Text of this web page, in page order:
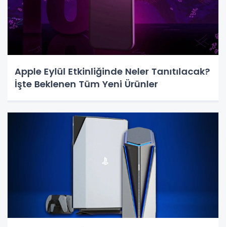
Apple Eylül Etkinliğinde Neler Tanıtılacak?
İşte Beklenen Tüm Yeni Ürünler